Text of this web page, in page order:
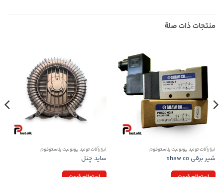
منتجات ذات صلة
ابزارآلات تولید یونولیت پلاستوفوم
شیر برقی shaw co
ابزارآلات تولید یونولیت پلاستوفوم
ساید چنل